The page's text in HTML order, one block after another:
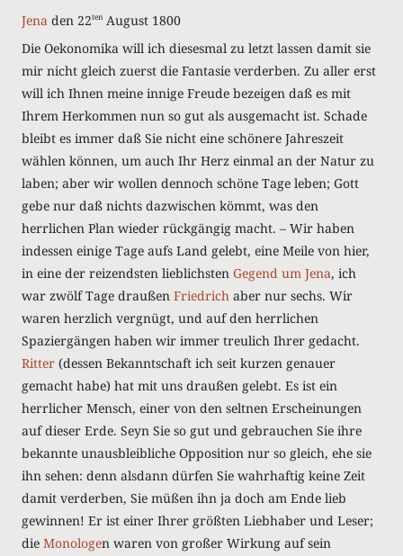
Jena den 22ten August 1800
Die Oekonomika will ich diesesmal zu letzt lassen damit sie
mir nicht gleich zuerst die Fantasie verderben. Zu aller erst
will ich Ihnen meine innige Freude bezeigen daß es mit
Ihrem Herkommen nun so gut als ausgemacht ist. Schade
bleibt es immer daß Sie nicht eine schönere Jahreszeit
wählen können, um auch Ihr Herz einmal an der Natur zu
laben; aber wir wollen dennoch schöne Tage leben; Gott
gebe nur daß nichts dazwischen kömmt, was den
herrlichen Plan wieder rückgängig macht. – Wir haben
indessen einige Tage aufs Land gelebt, eine Meile von hier,
in eine der reizendsten lieblichsten Gegend um Jena, ich
war zwölf Tage draußen Friedrich aber nur sechs. Wir
waren herzlich vergnügt, und auf den herrlichen
Spaziergängen haben wir immer treulich Ihrer gedacht.
Ritter (dessen Bekanntschaft ich seit kurzen genauer
gemacht habe) hat mit uns draußen gelebt. Es ist ein
herrlicher Mensch, einer von den seltnen Erscheinungen
auf dieser Erde. Seyn Sie so gut und gebrauchen Sie ihre
bekannte unausbleibliche Opposition nur so gleich, ehe sie
ihn sehen: denn alsdann dürfen Sie wahrhaftig keine Zeit
damit verderben, Sie müßen ihn ja doch am Ende lieb
gewinnen! Er ist einer Ihrer größten Liebhaber und Leser;
die Monologen waren von großer Wirkung auf sein